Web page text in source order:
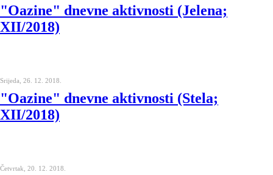
"Oazine" dnevne aktivnosti (Jelena;
XII/2018)
Srijeda, 26. 12. 2018.
"Oazine" dnevne aktivnosti (Stela;
XII/2018)
Četvrtak, 20. 12. 2018.